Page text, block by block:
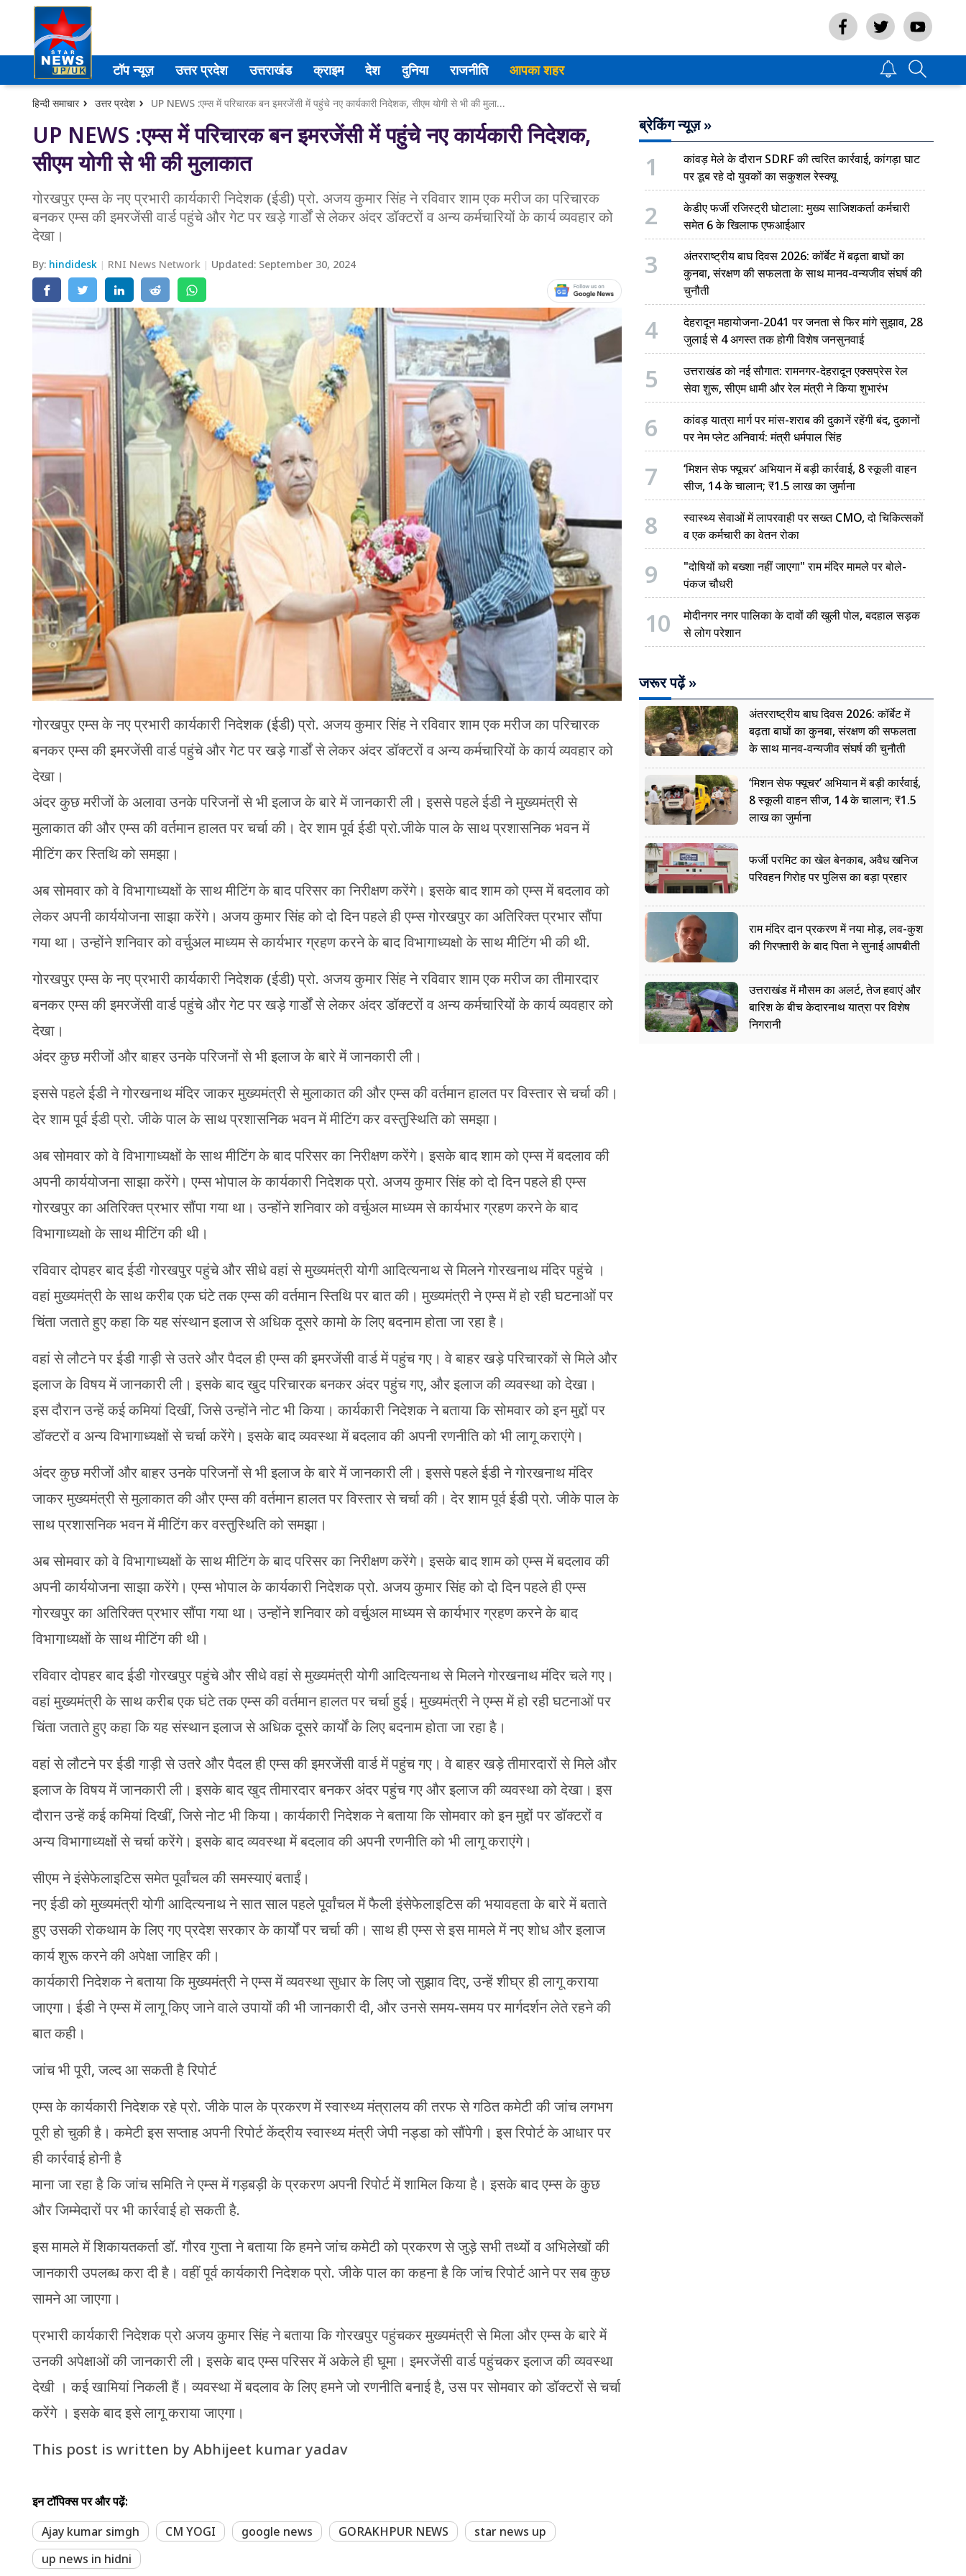
टॉप न्यूज़ उत्तर प्रदेश उत्तराखंड क्राइम देश दुनिया राजनीति आपका शहर
हिन्दी समाचार उत्तर प्रदेश UP NEWS :एम्स में परिचारक बन इमरजेंसी में पहुंचे नए कार्यकारी निदेशक, सीएम योगी से भी की मुलाकात
UP NEWS :एम्स में परिचारक बन इमरजेंसी में पहुंचे नए कार्यकारी निदेशक,
सीएम योगी से भी की मुलाकात
गोरखपुर एम्स के नए प्रभारी कार्यकारी निदेशक (ईडी) प्रो. अजय कुमार सिंह ने रविवार शाम एक मरीज का परिचारक
बनकर एम्स की इमरजेंसी वार्ड पहुंचे और गेट पर खड़े गार्डों से लेकर अंदर डॉक्टरों व अन्य कर्मचारियों के कार्य व्यवहार को
देखा।
By: hindidesk RNI News Network Updated: September 30, 2024
गोरखपुर एम्स के नए प्रभारी कार्यकारी निदेशक (ईडी) प्रो. अजय कुमार सिंह ने रविवार शाम एक मरीज का परिचारक
बनकर एम्स की इमरजेंसी वार्ड पहुंचे और गेट पर खड़े गार्डों से लेकर अंदर डॉक्टरों व अन्य कर्मचारियों के कार्य व्यवहार को
देखा।
अंदर कुछ मरीजों के अलावा उनके परिजनों से भी इलाज के बारे में जानकारी ली। इससे पहले ईडी ने मुख्यमंत्री से
मुलाकात की और एम्स की वर्तमान हालत पर चर्चा की। देर शाम पूर्व ईडी प्रो.जीके पाल के साथ प्रशासनिक भवन में
मीटिंग कर स्तिथि को समझा।
अब सोमवार को वे विभागाध्यक्षों के साथ मीटिंग के बाद परिसर का निरीक्षण करेंगे। इसके बाद शाम को एम्स में बदलाव को
लेकर अपनी कार्ययोजना साझा करेंगे। अजय कुमार सिंह को दो दिन पहले ही एम्स गोरखपुर का अतिरिक्त प्रभार सौंपा
गया था। उन्होंने शनिवार को वर्चुअल माध्यम से कार्यभार ग्रहण करने के बाद विभागाध्यक्षो के साथ मीटिंग भी की थी.
गोरखपुर एम्स के नए प्रभारी कार्यकारी निदेशक (ईडी) प्रो. अजय कुमार सिंह ने रविवार शाम एक मरीज का तीमारदार
बनकर एम्स की इमरजेंसी वार्ड पहुंचे और गेट पर खड़े गार्डों से लेकर अंदर डॉक्टरों व अन्य कर्मचारियों के कार्य व्यवहार को
देखा।
अंदर कुछ मरीजों और बाहर उनके परिजनों से भी इलाज के बारे में जानकारी ली।
इससे पहले ईडी ने गोरखनाथ मंदिर जाकर मुख्यमंत्री से मुलाकात की और एम्स की वर्तमान हालत पर विस्तार से चर्चा की।
देर शाम पूर्व ईडी प्रो. जीके पाल के साथ प्रशासनिक भवन में मीटिंग कर वस्तुस्थिति को समझा।
अब सोमवार को वे विभागाध्यक्षों के साथ मीटिंग के बाद परिसर का निरीक्षण करेंगे। इसके बाद शाम को एम्स में बदलाव की
अपनी कार्ययोजना साझा करेंगे। एम्स भोपाल के कार्यकारी निदेशक प्रो. अजय कुमार सिंह को दो दिन पहले ही एम्स
गोरखपुर का अतिरिक्त प्रभार सौंपा गया था। उन्होंने शनिवार को वर्चुअल माध्यम से कार्यभार ग्रहण करने के बाद
विभागाध्यक्षाे के साथ मीटिंग की थी।
रविवार दोपहर बाद ईडी गोरखपुर पहुंचे और सीधे वहां से मुख्यमंत्री योगी आदित्यनाथ से मिलने गोरखनाथ मंदिर पहुंचे ।
वहां मुख्यमंत्री के साथ करीब एक घंटे तक एम्स की वर्तमान स्तिथि पर बात की। मुख्यमंत्री ने एम्स में हो रही घटनाओं पर
चिंता जताते हुए कहा कि यह संस्थान इलाज से अधिक दूसरे कामो के लिए बदनाम होता जा रहा है।
वहां से लौटने पर ईडी गाड़ी से उतरे और पैदल ही एम्स की इमरजेंसी वार्ड में पहुंच गए। वे बाहर खड़े परिचारकों से मिले और
इलाज के विषय में जानकारी ली। इसके बाद खुद परिचारक बनकर अंदर पहुंच गए, और इलाज की व्यवस्था को देखा।
इस दौरान उन्हें कई कमियां दिखीं, जिसे उन्होंने नोट भी किया। कार्यकारी निदेशक ने बताया कि सोमवार को इन मुद्दों पर
डॉक्टरों व अन्य विभागाध्यक्षों से चर्चा करेंगे। इसके बाद व्यवस्था में बदलाव की अपनी रणनीति को भी लागू कराएंगे।
अंदर कुछ मरीजों और बाहर उनके परिजनों से भी इलाज के बारे में जानकारी ली। इससे पहले ईडी ने गोरखनाथ मंदिर
जाकर मुख्यमंत्री से मुलाकात की और एम्स की वर्तमान हालत पर विस्तार से चर्चा की। देर शाम पूर्व ईडी प्रो. जीके पाल के
साथ प्रशासनिक भवन में मीटिंग कर वस्तुस्थिति को समझा।
अब सोमवार को वे विभागाध्यक्षों के साथ मीटिंग के बाद परिसर का निरीक्षण करेंगे। इसके बाद शाम को एम्स में बदलाव की
अपनी कार्ययोजना साझा करेंगे। एम्स भोपाल के कार्यकारी निदेशक प्रो. अजय कुमार सिंह को दो दिन पहले ही एम्स
गोरखपुर का अतिरिक्त प्रभार सौंपा गया था। उन्होंने शनिवार को वर्चुअल माध्यम से कार्यभार ग्रहण करने के बाद
विभागाध्यक्षाें के साथ मीटिंग की थी।
रविवार दोपहर बाद ईडी गोरखपुर पहुंचे और सीधे वहां से मुख्यमंत्री योगी आदित्यनाथ से मिलने गोरखनाथ मंदिर चले गए।
वहां मुख्यमंत्री के साथ करीब एक घंटे तक एम्स की वर्तमान हालत पर चर्चा हुई। मुख्यमंत्री ने एम्स में हो रही घटनाओं पर
चिंता जताते हुए कहा कि यह संस्थान इलाज से अधिक दूसरे कार्यों के लिए बदनाम होता जा रहा है।
वहां से लौटने पर ईडी गाड़ी से उतरे और पैदल ही एम्स की इमरजेंसी वार्ड में पहुंच गए। वे बाहर खड़े तीमारदारों से मिले और
इलाज के विषय में जानकारी ली। इसके बाद खुद तीमारदार बनकर अंदर पहुंच गए और इलाज की व्यवस्था को देखा। इस
दौरान उन्हें कई कमियां दिखीं, जिसे नोट भी किया। कार्यकारी निदेशक ने बताया कि सोमवार को इन मुद्दों पर डॉक्टरों व
अन्य विभागाध्यक्षों से चर्चा करेंगे। इसके बाद व्यवस्था में बदलाव की अपनी रणनीति को भी लागू कराएंगे।
सीएम ने इंसेफेलाइटिस समेत पूर्वांचल की समस्याएं बताईं।
नए ईडी को मुख्यमंत्री योगी आदित्यनाथ ने सात साल पहले पूर्वांचल में फैली इंसेफेलाइटिस की भयावहता के बारे में बताते
हुए उसकी रोकथाम के लिए गए प्रदेश सरकार के कार्यों पर चर्चा की। साथ ही एम्स से इस मामले में नए शोध और इलाज
कार्य शुरू करने की अपेक्षा जाहिर की।
कार्यकारी निदेशक ने बताया कि मुख्यमंत्री ने एम्स में व्यवस्था सुधार के लिए जो सुझाव दिए, उन्हें शीघ्र ही लागू कराया
जाएगा। ईडी ने एम्स में लागू किए जाने वाले उपायों की भी जानकारी दी, और उनसे समय-समय पर मार्गदर्शन लेते रहने की
बात कही।
जांच भी पूरी, जल्द आ सकती है रिपोर्ट
एम्स के कार्यकारी निदेशक रहे प्रो. जीके पाल के प्रकरण में स्वास्थ्य मंत्रालय की तरफ से गठित कमेटी की जांच लगभग
पूरी हो चुकी है। कमेटी इस सप्ताह अपनी रिपोर्ट केंद्रीय स्वास्थ्य मंत्री जेपी नड्डा को सौंपेगी। इस रिपोर्ट के आधार पर
ही कार्रवाई होनी है
माना जा रहा है कि जांच समिति ने एम्स में गड़बड़ी के प्रकरण अपनी रिपोर्ट में शामिल किया है। इसके बाद एम्स के कुछ
और जिम्मेदारों पर भी कार्रवाई हो सकती है.
इस मामले में शिकायतकर्ता डॉ. गौरव गुप्ता ने बताया कि हमने जांच कमेटी को प्रकरण से जुड़े सभी तथ्यों व अभिलेखों की
जानकारी उपलब्ध करा दी है। वहीं पूर्व कार्यकारी निदेशक प्रो. जीके पाल का कहना है कि जांच रिपोर्ट आने पर सब कुछ
सामने आ जाएगा।
प्रभारी कार्यकारी निदेशक प्रो अजय कुमार सिंह ने बताया कि गोरखपुर पहुंचकर मुख्यमंत्री से मिला और एम्स के बारे में
उनकी अपेक्षाओं की जानकारी ली। इसके बाद एम्स परिसर में अकेले ही घूमा। इमरजेंसी वार्ड पहुंचकर इलाज की व्यवस्था
देखी । कई खामियां निकली हैं। व्यवस्था में बदलाव के लिए हमने जो रणनीति बनाई है, उस पर सोमवार को डॉक्टरों से चर्चा
करेंगे । इसके बाद इसे लागू कराया जाएगा।
This post is written by Abhijeet kumar yadav
इन टॉपिक्स पर और पढ़ें:
Ajay kumar simgh
CM YOGI google news GORAKHPUR NEWS
star news up
up news in hidni
ब्रेकिंग न्यूज़ »
1
कांवड़ मेले के दौरान SDRF की त्वरित कार्रवाई, कांगड़ा घाट
पर डूब रहे दो युवकों का सकुशल रेस्क्यू
2
केडीए फर्जी रजिस्ट्री घोटाला: मुख्य साजिशकर्ता कर्मचारी
समेत 6 के खिलाफ एफआईआर
3
अंतरराष्ट्रीय बाघ दिवस 2026: कॉर्बेट में बढ़ता बाघों का
कुनबा, संरक्षण की सफलता के साथ मानव-वन्यजीव संघर्ष की
चुनौती
4
देहरादून महायोजना-2041 पर जनता से फिर मांगे सुझाव, 28
जुलाई से 4 अगस्त तक होगी विशेष जनसुनवाई
5
उत्तराखंड को नई सौगात: रामनगर-देहरादून एक्सप्रेस रेल
सेवा शुरू, सीएम धामी और रेल मंत्री ने किया शुभारंभ
6
कांवड़ यात्रा मार्ग पर मांस-शराब की दुकानें रहेंगी बंद, दुकानों
पर नेम प्लेट अनिवार्य: मंत्री धर्मपाल सिंह
7
‘मिशन सेफ फ्यूचर’ अभियान में बड़ी कार्रवाई, 8 स्कूली वाहन
सीज, 14 के चालान; ₹1.5 लाख का जुर्माना
8
स्वास्थ्य सेवाओं में लापरवाही पर सख्त CMO, दो चिकित्सकों
व एक कर्मचारी का वेतन रोका
9
"दोषियों को बख्शा नहीं जाएगा" राम मंदिर मामले पर बोले-
पंकज चौधरी
10
मोदीनगर नगर पालिका के दावों की खुली पोल, बदहाल सड़क
से लोग परेशान
जरूर पढ़ें »
अंतरराष्ट्रीय बाघ दिवस 2026: कॉर्बेट में
बढ़ता बाघों का कुनबा, संरक्षण की सफलता
के साथ मानव-वन्यजीव संघर्ष की चुनौती
‘मिशन सेफ फ्यूचर’ अभियान में बड़ी कार्रवाई,
8 स्कूली वाहन सीज, 14 के चालान; ₹1.5
लाख का जुर्माना
फर्जी परमिट का खेल बेनकाब, अवैध खनिज
परिवहन गिरोह पर पुलिस का बड़ा प्रहार
राम मंदिर दान प्रकरण में नया मोड़, लव-कुश
की गिरफ्तारी के बाद पिता ने सुनाई आपबीती
उत्तराखंड में मौसम का अलर्ट, तेज हवाएं और
बारिश के बीच केदारनाथ यात्रा पर विशेष
निगरानी
उत्तर प्रदेश
अमेठी
आगरा
कानपुर
प्रयागराज
मेरठ
उत्तराखंड
अल्मोड़ा
चमोली
देहरादून
नैनीताल
बागेश्वर
हरिद्वार